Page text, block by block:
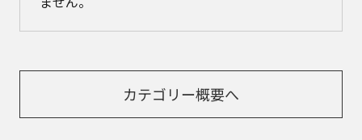
カテゴリー概要へ